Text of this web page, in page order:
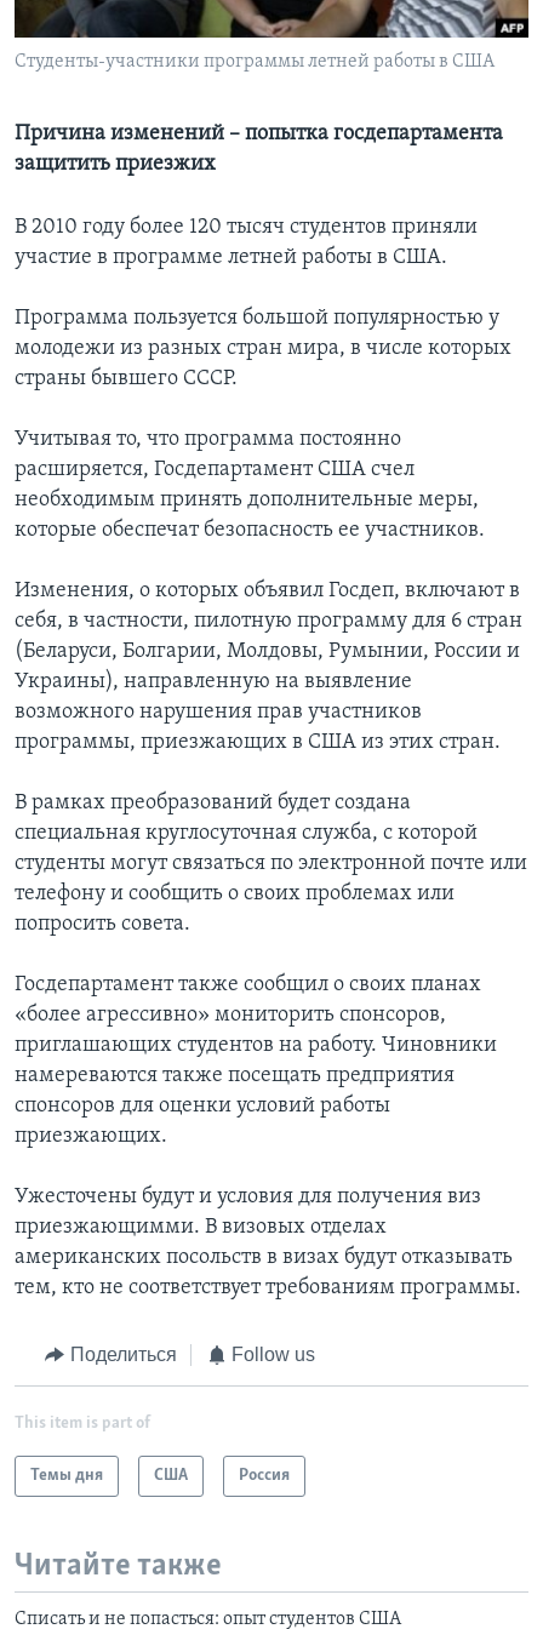
Learning English
Языки
Студенты-участники программы летней работы в США
Причина изменений – попытка госдепартамента
защитить приезжих
В 2010 году более 120 тысяч студентов приняли
участие в программе летней работы в США.
Программа пользуется большой популярностью у
молодежи из разных стран мира, в числе которых
страны бывшего СССР.
Учитывая то, что программа постоянно
расширяется, Госдепартамент США счел
необходимым принять дополнительные меры,
которые обеспечат безопасность ее участников.
Изменения, о которых объявил Госдеп, включают в
себя, в частности, пилотную программу для 6 стран
(Беларуси, Болгарии, Молдовы, Румынии, России и
Украины), направленную на выявление
возможного нарушения прав участников
программы, приезжающих в США из этих стран.
В рамках преобразований будет создана
специальная круглосуточная служба, с которой
студенты могут связаться по электронной почте или
телефону и сообщить о своих проблемах или
попросить совета.
Госдепартамент также сообщил о своих планах
«более агрессивно» мониторить спонсоров,
приглашающих студентов на работу. Чиновники
намереваются также посещать предприятия
спонсоров для оценки условий работы
приезжающих.
Ужесточены будут и условия для получения виз
приезжающимми. В визовых отделах
американских посольств в визах будут отказывать
тем, кто не соответствует требованиям программы.
Поделиться Follow us
This item is part of
Темы дня США Россия
Читайте также
Списать и не попасться: опыт студентов США